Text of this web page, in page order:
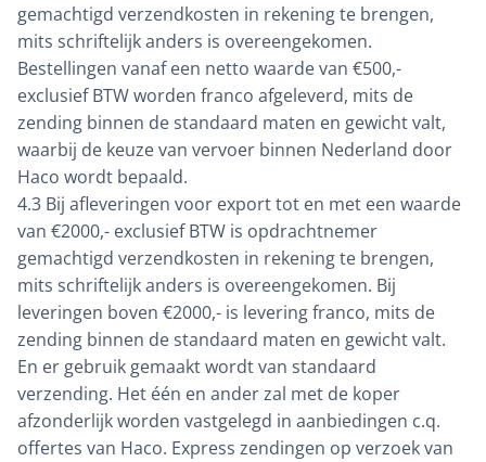
gemachtigd verzendkosten in rekening te brengen,
mits schriftelijk anders is overeengekomen.
Bestellingen vanaf een netto waarde van €500,-
exclusief BTW worden franco afgeleverd, mits de
zending binnen de standaard maten en gewicht valt,
waarbij de keuze van vervoer binnen Nederland door
Haco wordt bepaald.
4.3 Bij afleveringen voor export tot en met een waarde
van €2000,- exclusief BTW is opdrachtnemer
gemachtigd verzendkosten in rekening te brengen,
mits schriftelijk anders is overeengekomen. Bij
leveringen boven €2000,- is levering franco, mits de
zending binnen de standaard maten en gewicht valt.
En er gebruik gemaakt wordt van standaard
verzending. Het één en ander zal met de koper
afzonderlijk worden vastgelegd in aanbiedingen c.q.
offertes van Haco. Express zendingen op verzoek van